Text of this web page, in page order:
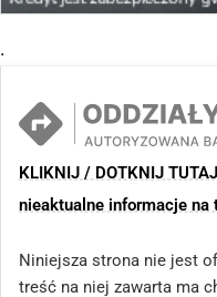
.
KLIKNIJ / DOTKNIJ
nieaktualne informacje na
Niniejsza strona nie jest
treść na niej zawarta ma